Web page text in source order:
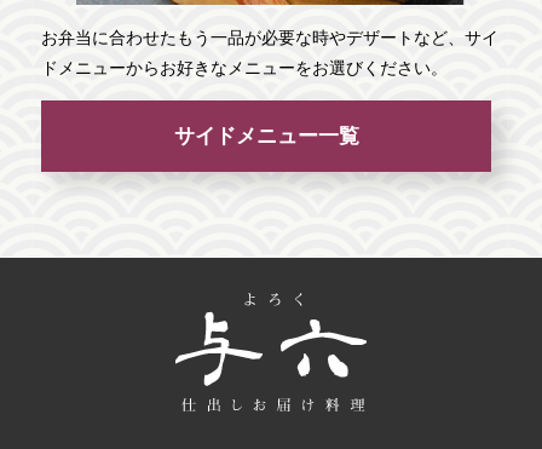
お弁当に合わせたもう一品が必要な時やデザートなど、サイ
ドメニューからお好きなメニューをお選びください。
サイドメニュー一覧